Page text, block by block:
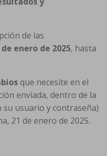
de las
de enero de 2025, hasta
que necesite en el
enviada, dentro de la
usuario y contraseña)
21 de enero de 2025.